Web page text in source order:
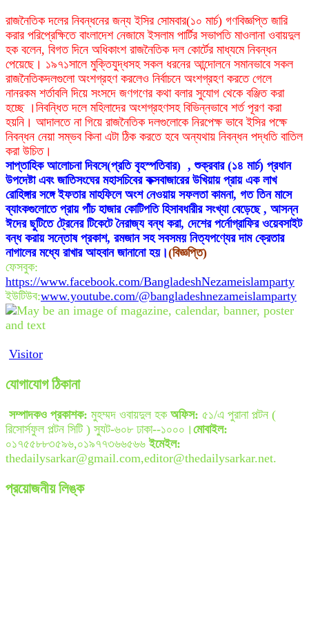
রাজনৈতিক দলের নিবন্ধনের জন্য ইসির সোমবার(১০ মার্চ) গণবিজ্ঞপ্তি জারি
করার পরিপ্রেক্ষিতে বাংলাদেশ নেজামে ইসলাম পার্টির সভাপতি মাওলানা ওবায়দুল
হক বলেন, বিগত দিনে অধিকাংশ রাজনৈতিক দল কোর্টের মাধ্যমে নিবন্ধন
পেয়েছে। ১৯৭১সালে মুক্তিযুদ্ধসহ সকল ধরনের আন্দোলনে সমানভাবে সকল
রাজনৈতিকদলগুলো অংশগ্রহণ করলেও নির্বাচনে অংশগ্রহণ করতে গেলে
নানরকম শর্তাবলি দিয়ে সংসদে জণগণের কথা বলার সুযোগ থেকে বঞ্জিত করা
হচ্ছে ।নিবন্ধিত দলে মহিলাদের অংশগ্রহণসহ বিভিন্নভাবে শর্ত পূরণ করা
হয়নি। আদালতে না গিয়ে রাজনৈতিক দলগুলোকে নিরপেক্ষ ভাবে ইসির পক্ষে
নিবন্ধন নেয়া সম্ভব কিনা এটা ঠিক করতে হবে অন্যথায় নিবন্ধন পদ্ধতি বাতিল
করা উচিত।
সাপ্তাহিক আলোচনা দিবসে(প্রতি বৃহস্পতিবার) , শুক্রবার (১৪ মার্চ) প্রধান
উপদেষ্টা এবং জাতিসংঘের মহাসচিবের কক্সবাজারের উখিয়ায় প্রায় এক লাখ
রোহিঙ্গার সঙ্গে ইফতার মাহফিলে অংশ নেওয়ায় সফলতা কামনা, গত তিন মাসে
ব্যাংকগুলোতে প্রায় পাঁচ হাজার কোটিপতি হিসাবধারীর সংখ্যা বেড়েছে , আসন্ন
ঈদের ছুটিতে ট্রেনের টিকেটে নৈরাজ্য বন্ধ করা, দেশের পর্নোগ্রাফির ওয়েবসাইট
বন্ধ করায় সন্তোষ প্রকাশ, রমজান সহ সবসময় নিত্যপণ্যের দাম ক্রেতার
নাগালের মধ্যে রাখার আহবান জানানো হয়।(বিজ্ঞপ্তি)
ফেসবুক:
https://www.facebook.com/BangladeshNezameislamparty
ইউটিউব:www.youtube.com/@bangladeshnezameislamparty
Visitor
যোগাযোগ ঠিকানা
সম্পাদকও প্রকাশক: মুহম্মদ ওবায়দুল হক অফিস: ৫১/এ পুরানা পল্টন (
রিসোর্সফুল পল্টন সিটি ) স্যুট-৬০৮ ঢাকা--১০০০। মোবাইল:
০১৭৫৫৮৮৩৫৯৬,০১৯৭৭৩৬৬৫৬৬ ইমেইল:
thedailysarkar@gmail.com,editor@thedailysarkar.net.
প্রয়োজনীয় লিঙ্ক